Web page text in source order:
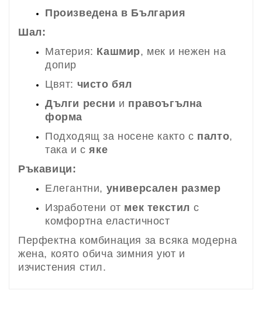
Произведена в България
Шал:
Материя: Кашмир, мек и нежен на
допир
Цвят: чисто бял
Дълги ресни и правоъгълна
форма
Подходящ за носене както с палто,
така и сяке
Ръкавици:
Елегантни, универсален размер
Изработени от мек текстил с
комфортна еластичност
Перфектна комбинация за всяка модерна
жена, която обича зимния уют и
изчистения стил.